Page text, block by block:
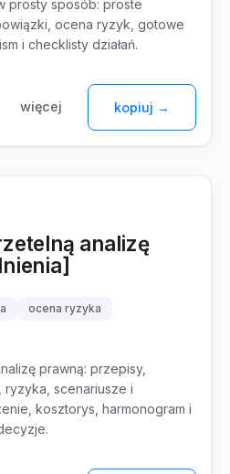
prosty sposób: proste
ocena ryzyk, gotowe
i checklisty działań.
więcej kopiuj →
analizę
ocena ryzyka
prawną: przepisy,
scenariusze i
kosztorys, harmonogram i